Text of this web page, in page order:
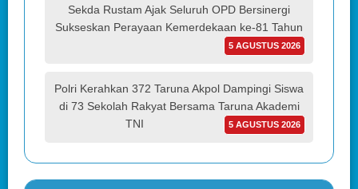
Sekda Rustam Ajak Seluruh OPD Bersinergi
Sukseskan Perayaan Kemerdekaan ke-81 Tahun
5 AGUSTUS 2026
Polri Kerahkan 372 Taruna Akpol Dampingi Siswa
di 73 Sekolah Rakyat Bersama Taruna Akademi
TNI
5 AGUSTUS 2026